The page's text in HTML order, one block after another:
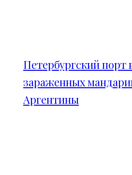
Петербургский порт
зараженных
Аргентины